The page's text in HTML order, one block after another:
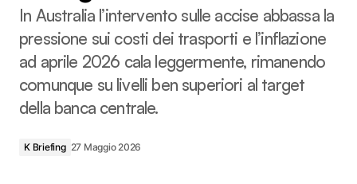
In Australia l’intervento sulle accise abbassa la
pressione sui costi dei trasporti e l’inflazione
ad aprile 2026 cala leggermente, rimanendo
comunque su livelli ben superiori al target
della banca centrale.
K Briefing 27 Maggio 2026